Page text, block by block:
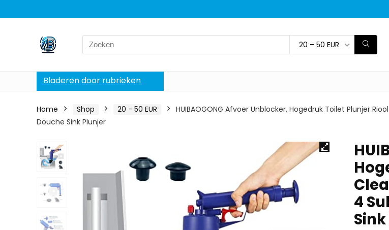
Search
for:
20 – 50 EUR
Bladeren door rubrieken
Home Shop 20 - 50 EUR
HUIBAOGONG Afvoer Unblocker, Hogedruk Toilet Plunjer
Douche Sink Plunjer
4